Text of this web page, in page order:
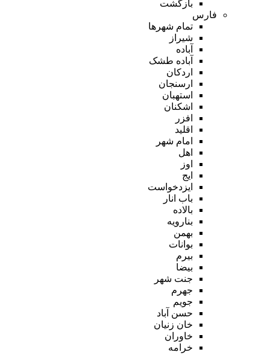
بازگشت
فارس
تمام شهر‌ها
شیراز
آباده
آباده طشک
اردکان
ارسنجان
استهبان
اشکنان
افزر
اقلید
امام شهر
اهل
اوز
ایج
ایزدخواست
باب انار
بالاده
بنارویه
بهمن
بوانات
بیرم
بیضا
جنت شهر
جهرم
جویم
حسن آباد
خان زنیان
خاوران
خرامه